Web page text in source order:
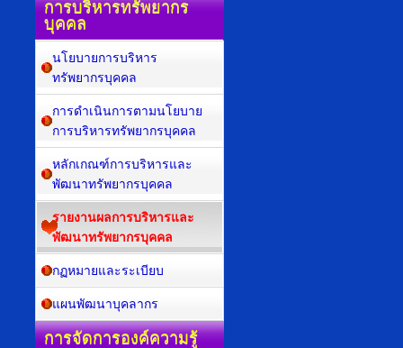
การบริหารทรัพยากร
บุคคล
นโยบายการบริหาร
ทรัพยากรบุคคล
การดำเนินการตามนโยบาย
การบริหารทรัพยากรบุคคล
หลักเกณฑ์การบริหารและ
พัฒนาทรัพยากรบุคคล
รายงานผลการบริหารและ
พัฒนาทรัพยากรบุคคล
กฏหมายและระเบียบ
แผนพัฒนาบุคลากร
การจัดการองค์ความรู้